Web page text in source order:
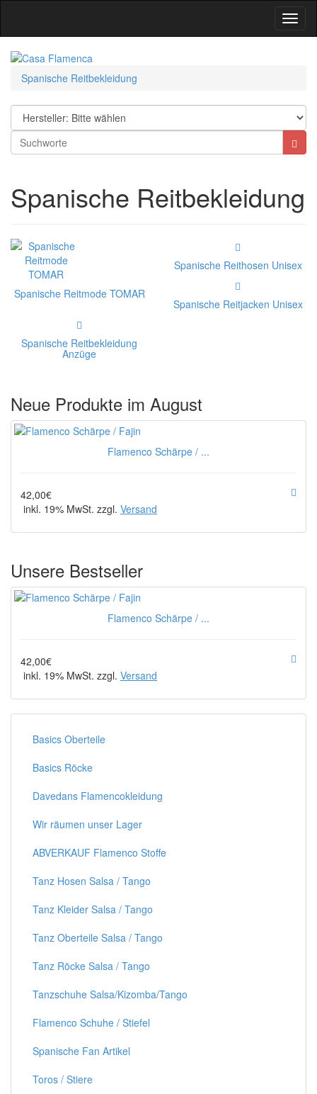
Spanische Reitbekleidung
Spanische Reitbekleidung
Spanische Reitmode TOMAR
Spanische Reithosen Unisex
Spanische Reitjacken Unisex
Spanische Reitbekleidung
Anzüge
Neue Produkte im August
Flamenco Schärpe / ...
42,00€
inkl. 19% MwSt. zzgl. Versand
Unsere Bestseller
Flamenco Schärpe / ...
42,00€
inkl. 19% MwSt. zzgl. Versand
Basics Oberteile
Basics Röcke
Davedans Flamencokleidung
Wir räumen unser Lager
ABVERKAUF Flamenco Stoffe
Tanz Hosen Salsa / Tango
Tanz Kleider Salsa / Tango
Tanz Oberteile Salsa / Tango
Tanz Röcke Salsa / Tango
Tanzschuhe Salsa/Kizomba/Tango
Flamenco Schuhe / Stiefel
Spanische Fan Artikel
Toros / Stiere